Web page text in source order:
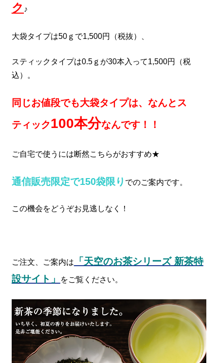
ク ♪
大袋タイプは50ｇで1,500円（税抜）、
スティックタイプは0.5ｇが30本入って1,500円（税
込）。
同じお値段でも大袋タイプは、なんとス
ティック100本分なんです！！
ご自宅で使うには断然こちらがおすすめ★
通信販売限定で150袋限り でのご案内です。
この機会をどうぞお見逃しなく！
ご注文、ご案内は
「天空のお茶シリーズ 新茶特
設サイト」
をご覧ください。